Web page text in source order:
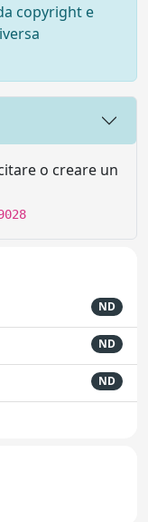
copyright e
o creare un
ND
ND
ND